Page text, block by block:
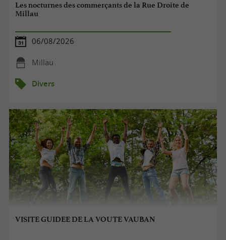
Les nocturnes des commerçants de la Rue Droite de
Millau
06/08/2026
Millau
Divers
VISITE GUIDEE DE LA VOUTE VAUBAN